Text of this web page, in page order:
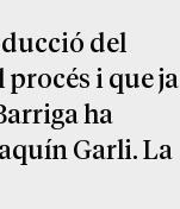
del
procés i que ja
ha
Garli. La